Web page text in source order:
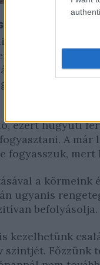
igyunk egy
Egy
ezért húgyúti
A
fogyasszuk,
a körmeink
ugyanis
befolyásolja.
kezelhetünk
szintjét. Főzzünk